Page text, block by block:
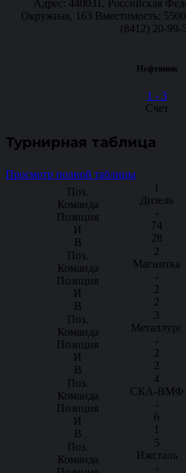
Адрес: 440031, Российская
Окружная, 163 Вместимость:
(8412) 20-99-
Нефтяник
1 - 3
Счет
Турнирная таблица
Просмотр полной таблицы
1
Дизель
-
74
28
2
Магнитка
-
2
2
3
Металлург
-
2
2
4
СКА-ВМФ
-
6
1
5
Ижсталь
-